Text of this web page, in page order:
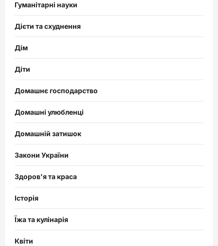
Гуманітарні науки
Дієти та схуднення
Дім
Діти
Домашнє господарство
Домашні улюбленці
Домашній затишок
Закони України
Здоров'я та краса
Історія
Їжа та кулінарія
Квіти